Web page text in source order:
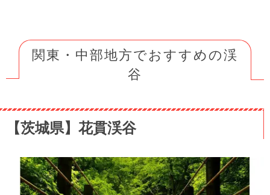
関東・中部地方でおすすめの渓
谷
【茨城県】花貫渓谷